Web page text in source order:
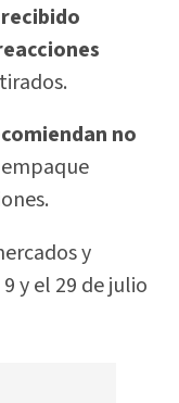
no
y
y el 29 de julio